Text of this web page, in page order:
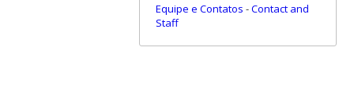
Equipe e Contatos -Contact and
Staff